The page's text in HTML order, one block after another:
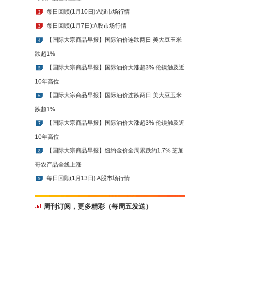
2 每日回顾(1月10日):A股市场行情
3 每日回顾(1月7日):A股市场行情
4 【国际大宗商品早报】国际油价连跌两日 美大豆玉米
跌超1%
5 【国际大宗商品早报】国际油价大涨超3% 伦镍触及近
10年高位
6 【国际大宗商品早报】国际油价连跌两日 美大豆玉米
跌超1%
7 【国际大宗商品早报】国际油价大涨超3% 伦镍触及近
10年高位
8 【国际大宗商品早报】纽约金价全周累跌约1.7% 芝加
哥农产品全线上涨
9 每日回顾(1月13日):A股市场行情
周刊订阅，更多精彩（每周五发送）